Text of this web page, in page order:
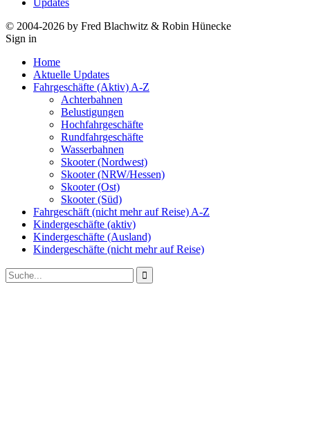
© 2004-2026 by Fred Blachwitz & Robin Hünecke
Sign in
Home
Aktuelle Updates
Fahrgeschäfte (Aktiv) A-Z
Achterbahnen
Belustigungen
Hochfahrgeschäfte
Rundfahrgeschäfte
Wasserbahnen
Skooter (Nordwest)
Skooter (NRW/Hessen)
Skooter (Ost)
Skooter (Süd)
Fahrgeschäft (nicht mehr auf Reise) A-Z
Kindergeschäfte (aktiv)
Kindergeschäfte (Ausland)
Kindergeschäfte (nicht mehr auf Reise)